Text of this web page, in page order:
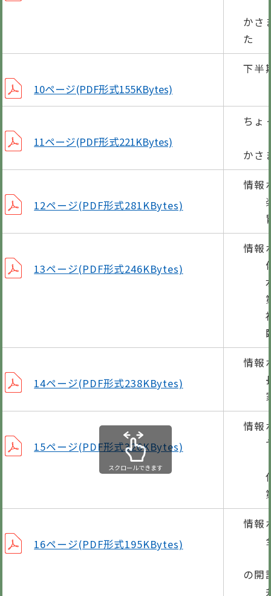
かさ
た
10ページ(PDF形式155KBytes)
下半
11ページ(PDF形式221KBytes)
ちょ
か
12ページ(PDF形式281KBytes)
情報
楽
胃
13ページ(PDF形式246KBytes)
情報
体
水
第
福
臨
14ページ(PDF形式238KBytes)
情報
長
家
15ページ(PDF形式326KBytes)
情報
ヤ
使
第
16ページ(PDF形式195KBytes)
情報
全
の開
弁
スクロールできます